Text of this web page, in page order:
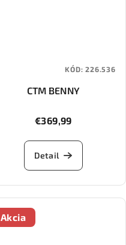
CTM BENNY
€369,99
Detail
KÓD:226.536
Akcia